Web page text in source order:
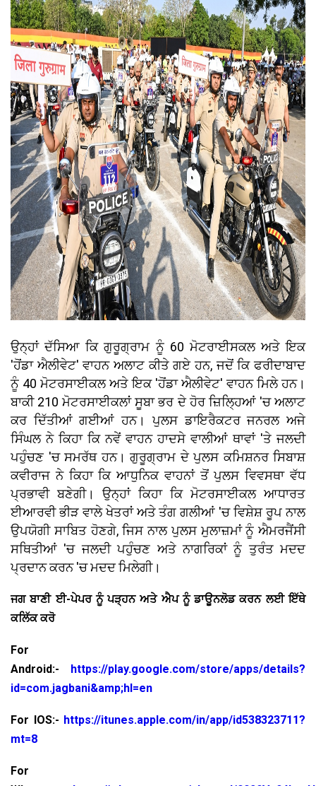
ਉਨ੍ਹਾਂ ਦੱਸਿਆ ਕਿ ਗੁਰੂਗ੍ਰਾਮ ਨੂੰ 60 ਮੋਟਰਾਈਸਕਲ ਅਤੇ ਇਕ
'ਹੋਂਡਾ ਐਲੀਵੇਟ' ਵਾਹਨ ਅਲਾਟ ਕੀਤੇ ਗਏ ਹਨ, ਜਦੋਂ ਕਿ ਫਰੀਦਾਬਾਦ
ਨੂੰ 40 ਮੋਟਰਸਾਈਕਲ ਅਤੇ ਇਕ 'ਹੋਂਡਾ ਐਲੀਵੇਟ' ਵਾਹਨ ਮਿਲੇ ਹਨ।
ਬਾਕੀ 210 ਮੋਟਰਸਾਈਕਲਾਂ ਸੂਬਾ ਭਰ ਦੇ ਹੋਰ ਜ਼ਿਲ੍ਹਿਆਂ 'ਚ ਅਲਾਟ
ਕਰ ਦਿੱਤੀਆਂ ਗਈਆਂ ਹਨ। ਪੁਲਸ ਡਾਇਰੈਕਟਰ ਜਨਰਲ ਅਜੇ
ਸਿੰਘਲ ਨੇ ਕਿਹਾ ਕਿ ਨਵੇਂ ਵਾਹਨ ਹਾਦਸੇ ਵਾਲੀਆਂ ਥਾਵਾਂ 'ਤੇ ਜਲਦੀ
ਪਹੁੰਚਣ 'ਚ ਸਮਰੱਥ ਹਨ। ਗੁਰੂਗ੍ਰਾਮ ਦੇ ਪੁਲਸ ਕਮਿਸ਼ਨਰ ਸਿਬਾਸ਼
ਕਵੀਰਾਜ ਨੇ ਕਿਹਾ ਕਿ ਆਧੁਨਿਕ ਵਾਹਨਾਂ ਤੋਂ ਪੁਲਸ ਵਿਵਸਥਾ ਵੱਧ
ਪ੍ਰਭਾਵੀ ਬਣੇਗੀ। ਉਨ੍ਹਾਂ ਕਿਹਾ ਕਿ ਮੋਟਰਸਾਈਕਲ ਆਧਾਰਤ
ਈਆਰਵੀ ਭੀੜ ਵਾਲੇ ਖੇਤਰਾਂ ਅਤੇ ਤੰਗ ਗਲੀਆਂ 'ਚ ਵਿਸ਼ੇਸ਼ ਰੂਪ ਨਾਲ
ਉਪਯੋਗੀ ਸਾਬਿਤ ਹੋਣਗੇ, ਜਿਸ ਨਾਲ ਪੁਲਸ ਮੁਲਾਜ਼ਮਾਂ ਨੂੰ ਐਮਰਜੈਂਸੀ
ਸਥਿਤੀਆਂ 'ਚ ਜਲਦੀ ਪਹੁੰਚਣ ਅਤੇ ਨਾਗਰਿਕਾਂ ਨੂੰ ਤੁਰੰਤ ਮਦਦ
ਪ੍ਰਦਾਨ ਕਰਨ 'ਚ ਮਦਦ ਮਿਲੇਗੀ।
ਜਗ ਬਾਣੀ ਈ-ਪੇਪਰ ਨੂੰ ਪੜ੍ਹਨ ਅਤੇ ਐਪ ਨੂੰ ਡਾਊਨਲੋਡ ਕਰਨ ਲਈ ਇੱਥੇ
ਕਲਿੱਕ ਕਰੋ
For
Android:-
https://play.google.com/store/apps/details?
id=com.jagbani&amp;hl=en
For IOS:- https://itunes.apple.com/in/app/id538323711?
mt=8
For